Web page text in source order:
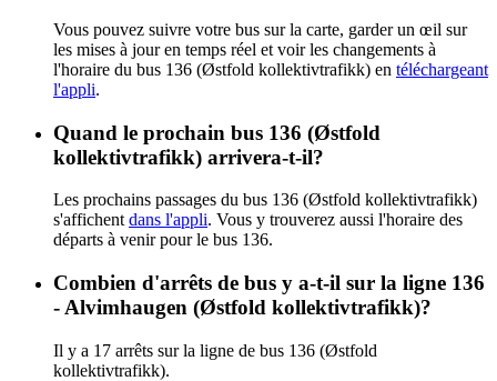
Vous pouvez suivre votre bus sur la carte, garder un œil sur
les mises à jour en temps réel et voir les changements à
l'horaire du bus 136 (Østfold kollektivtrafikk) en téléchargeant
l'appli.
Quand le prochain bus 136 (Østfold
kollektivtrafikk) arrivera-t-il?
Les prochains passages du bus 136 (Østfold kollektivtrafikk)
s'affichent dans l'appli. Vous y trouverez aussi l'horaire des
départs à venir pour le bus 136.
Combien d'arrêts de bus y a-t-il sur la ligne 136
- Alvimhaugen (Østfold kollektivtrafikk)?
Il y a 17 arrêts sur la ligne de bus 136 (Østfold
kollektivtrafikk).